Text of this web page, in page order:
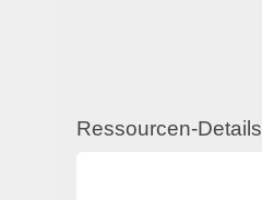
Ressourcen-Details